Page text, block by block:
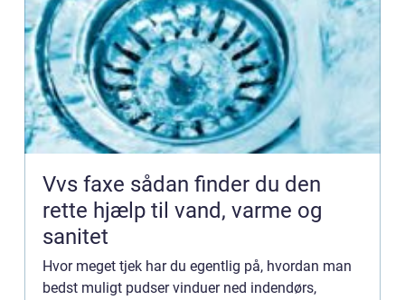
Vvs faxe sådan finder du den
rette hjælp til vand, varme og
sanitet
Hvor meget tjek har du egentlig på, hvordan man
bedst muligt pudser vinduer ned indendørs,